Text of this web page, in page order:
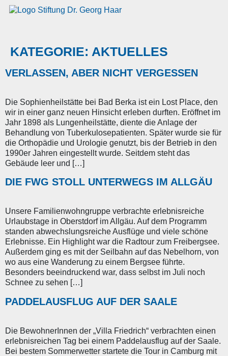
KATEGORIE: AKTUELLES
VERLASSEN, ABER NICHT VERGESSEN
Die Sophienheilstätte bei Bad Berka ist ein Lost Place, den
wir in einer ganz neuen Hinsicht erleben durften. Eröffnet im
Jahr 1898 als Lungenheilstätte, diente die Anlage der
Behandlung von Tuberkulosepatienten. Später wurde sie für
die Orthopädie und Urologie genutzt, bis der Betrieb in den
1990er Jahren eingestellt wurde. Seitdem steht das
Gebäude leer und […]
DIE FWG STOLL UNTERWEGS IM ALLGÄU
Unsere Familienwohngruppe verbrachte erlebnisreiche
Urlaubstage in Oberstdorf im Allgäu. Auf dem Programm
standen abwechslungsreiche Ausflüge und viele schöne
Erlebnisse. Ein Highlight war die Radtour zum Freibergsee.
Außerdem ging es mit der Seilbahn auf das Nebelhorn, von
wo aus eine Wanderung zu einem Bergsee führte.
Besonders beeindruckend war, dass selbst im Juli noch
Schnee zu sehen […]
PADDELAUSFLUG AUF DER SAALE
Die BewohnerInnen der „Villa Friedrich“ verbrachten einen
erlebnisreichen Tag bei einem Paddelausflug auf der Saale.
Bei bestem Sommerwetter startete die Tour in Camburg mit